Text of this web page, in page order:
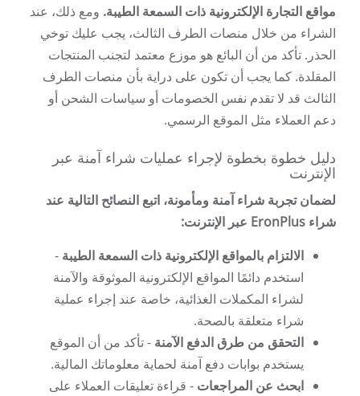
مواقع التجارة الإلكترونية ذات السمعة الطيبة. ومع ذلك، عند
الشراء من خلال منصات الطرف الثالث، يجب عليك توخي
الحذر. تأكد من أن البائع هو موزع معتمد لتجنب المنتجات
المقلدة. كما يجب أن تكون على دراية بأن منصات الطرف
الثالث قد لا تقدم نفس الخصومات أو سياسات الشحن أو
دعم العملاء مثل الموقع الرسمي.
دليل خطوة بخطوة لإجراء عمليات شراء آمنة عبر
الإنترنت
لضمان تجربة شراء آمنة ومأمونة، اتبع النصائح التالية عند
شراء EronPlus عبر الإنترنت:
الالتزام بالمواقع الإلكترونية ذات السمعة الطيبة -
استخدم دائمًا المواقع الإلكترونية الموثوقة والآمنة
لشراء المكملات الغذائية، خاصة عند إجراء عملية
شراء متعلقة بالصحة.
التحقق من طرق الدفع الآمنة - تأكد من أن الموقع
يستخدم بوابات دفع آمنة لحماية معلوماتك المالية.
ابحث عن المراجعات - قراءة تعليقات العملاء على